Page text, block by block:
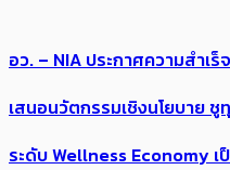
อว. – NIA ประกาศความสำเ
เสนอนวัตกรรมเชิงนโยบาย
ระดับ Wellness Economy เ